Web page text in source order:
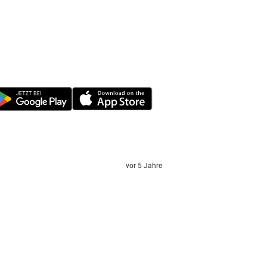
vor 5 Jahre